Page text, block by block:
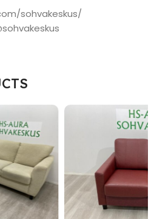
sohvakeskus/